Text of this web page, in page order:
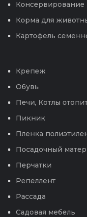
Консервирование
Корма для
Картофель
Крепеж
Обувь
Печи, Котлы
Пикник
Пленка
Посадочный
Перчатки
Репеллент
Рассада
Садовая мебель